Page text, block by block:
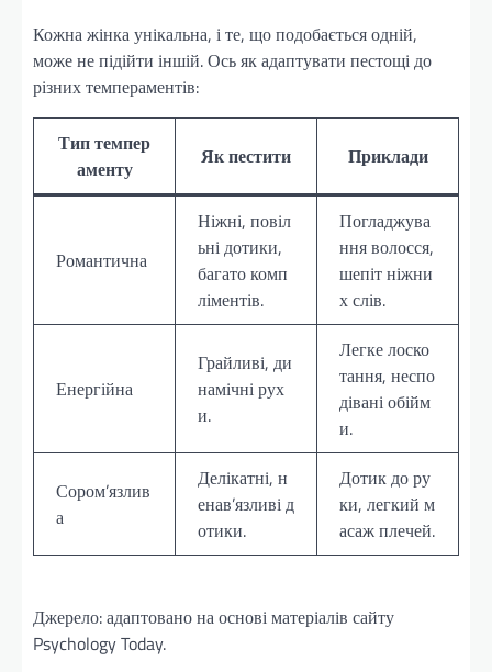
Кожна жінка унікальна, і те, що подобається одній,
може не підійти іншій. Ось як адаптувати пестощі до
різних темпераментів:
Тип темпер
аменту
Як пестити Приклади
Романтична
Ніжні, повіл
ьні дотики,
багато комп
ліментів.
Погладжува
ння волосся,
шепіт ніжни
х слів.
Енергійна
Грайливі, ди
намічні рух
и.
Легке лоско
тання, неспо
дівані обійм
и.
Сором’язлив
а
Делікатні, н
енав’язливі д
отики.
Дотик до ру
ки, легкий м
асаж плечей.
Джерело: адаптовано на основі матеріалів сайту
Psychology Today.